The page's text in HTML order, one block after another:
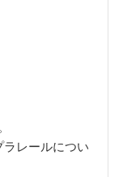
レールについ